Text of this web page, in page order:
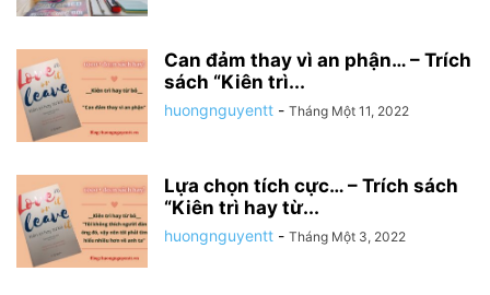
Can đảm thay vì an phận… – Trích
sách “Kiên trì...
huongnguyentt - Tháng Một 11, 2022
Lựa chọn tích cực… – Trích sách
“Kiên trì hay từ...
huongnguyentt - Tháng Một 3, 2022